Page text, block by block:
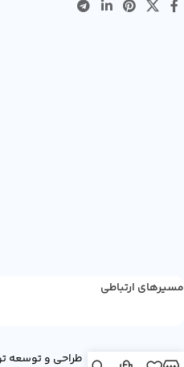
مسیرهای ارتباطی
طراحی و توسعه